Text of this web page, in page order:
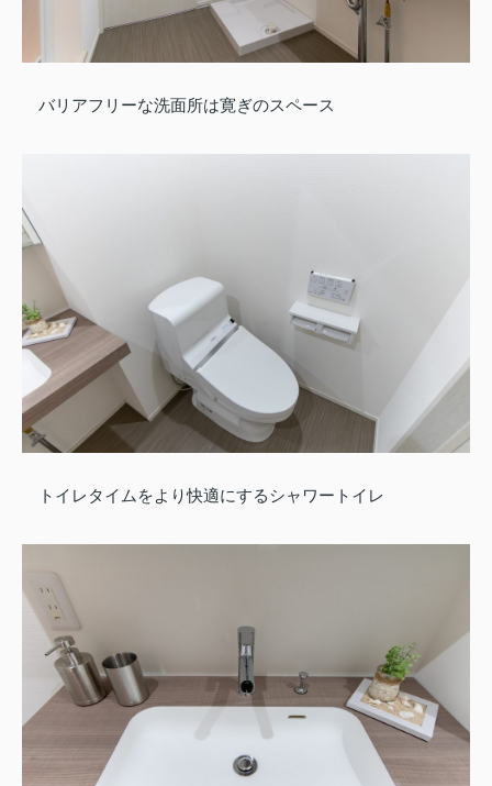
バリアフリーな洗面所は寛ぎのスペース
トイレタイムをより快適にするシャワートイレ